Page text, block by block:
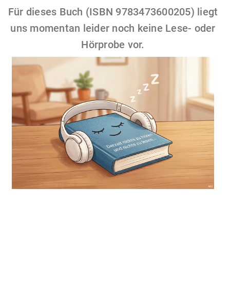
Für dieses Buch (ISBN 9783473600205) liegt
uns momentan leider noch keine Lese- oder
Hörprobe vor.